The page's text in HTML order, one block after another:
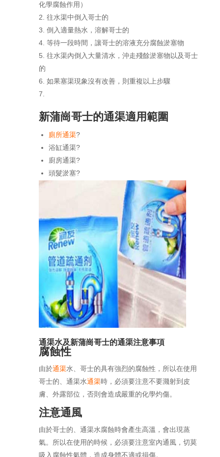
化學腐蝕作用）
往水渠中倒入哥士的
倒入適量熱水，溶解哥士的
等待一段時間，讓哥士的溶液充分腐蝕淤塞物
往水渠內倒入大量清水，沖走殘餘淤塞物以及哥士
的
如果塞渠現象沒有改善，則重複以上步驟
新蒲崗哥士的通渠適用範圍
廁所通渠?
浴缸通渠?
廚房通渠?
頭髮淤塞?
通渠水及新蒲崗哥士的通渠注意事項
腐蝕性
由於通渠水、哥士的具有強烈的腐蝕性，所以在使用
哥士的、通渠水通渠時，必須要注意不要濺射到皮
膚、外露部位，否則會造成嚴重的化學灼傷。
注意通風
由於哥士的、通渠水腐蝕時會產生高溫，會出現蒸
氣。所以在使用的時候，必須要注意室內通風，切莫
吸入腐蝕性氣體，造成身體不適或損傷。